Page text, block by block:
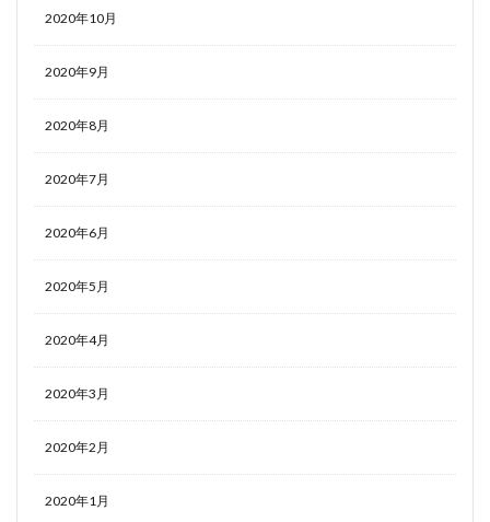
2020年10月
2020年9月
2020年8月
2020年7月
2020年6月
2020年5月
2020年4月
2020年3月
2020年2月
2020年1月